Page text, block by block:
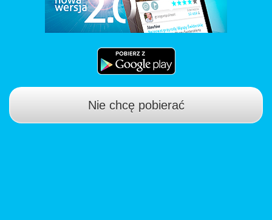
Nie chcę pobierać